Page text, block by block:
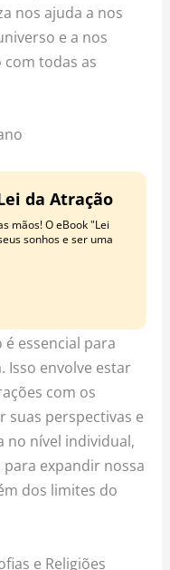
nos ajuda a nos
e a nos
todas as
da Atração
mãos! O eBook "Lei
sonhos e ser uma
essencial para
Isso envolve estar
com os
perspectivas e
no nível individual,
expandir nossa
dos limites do
e Religiões